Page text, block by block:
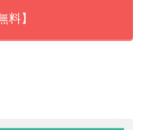
料】